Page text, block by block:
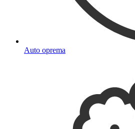
Auto oprema